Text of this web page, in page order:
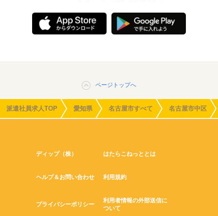
ページトップへ
派遣社員求人TOP 愛知県 名古屋市すべて 名古屋市中区
ディップ（株） はたらこねっととは
ヘルプ＆お問い合わせ 利用規約
プライバシーポリシー
利用者情報の外部送信に
ついて